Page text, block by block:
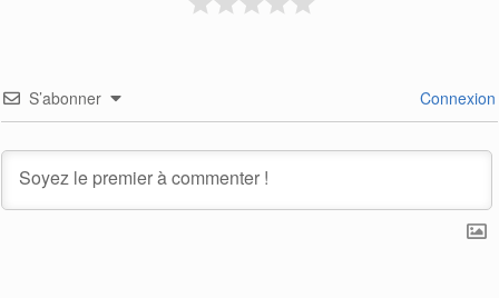
S’abonner Connexion